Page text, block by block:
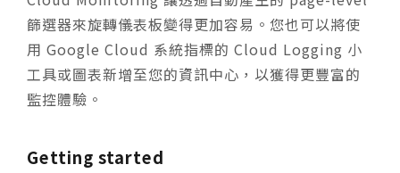
篩選器來旋轉儀表板變得更加容易。您也可以將使
用 Google Cloud 系統指標的 Cloud Logging 小
工具或圖表新增至您的資訊中心，以獲得更豐富的
監控體驗。
Getting started